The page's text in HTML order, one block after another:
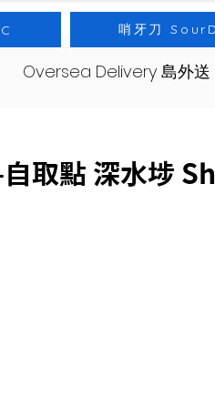
哨牙刀
Oversea Delivery 島外送
自取點 深水埗